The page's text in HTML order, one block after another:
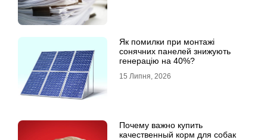
Як помилки при монтажі
сонячних панелей знижують
генерацію на 40%?
15 Липня, 2026
Почему важно купить
качественный корм для собак